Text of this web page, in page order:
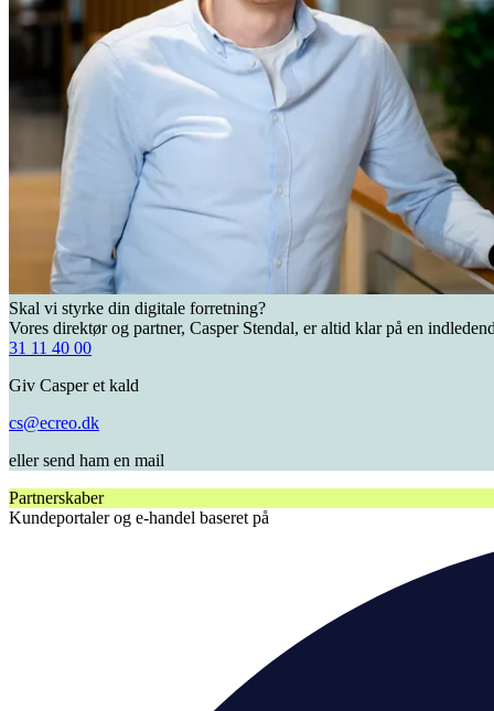
Skal vi styrke din digitale forretning?
Vores direktør og partner, Casper Stendal, er altid klar på en
31 11 40 00
Giv Casper et kald
cs@ecreo.dk
eller send ham en mail
Partnerskaber
Kundeportaler og e-handel baseret på